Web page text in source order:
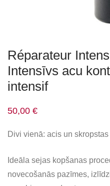
Réparateur
Intensīvs acu
intensif
50,00 €
Divi vienā: acis un skropstas
Ideāla sejas kopšanas
novecošanās pazīmes,